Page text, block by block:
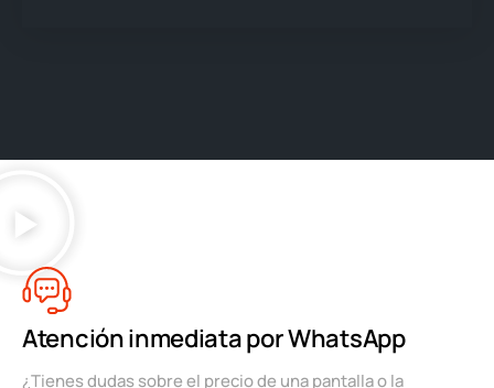
Atención inmediata por WhatsApp
¿Tienes dudas sobre el precio de una pantalla o la